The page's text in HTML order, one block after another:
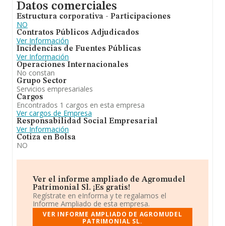
Datos comerciales
Estructura corporativa - Participaciones
NO
Contratos Públicos Adjudicados
Ver Información
Incidencias de Fuentes Públicas
Ver Información
Operaciones Internacionales
No constan
Grupo Sector
Servicios empresariales
Cargos
Encontrados 1 cargos en esta empresa
Ver cargos de Empresa
Responsabilidad Social Empresarial
Ver Información
Cotiza en Bolsa
NO
Ver el informe ampliado de Agromudel
Patrimonial Sl. ¡Es gratis!
Regístrate en eInforma y te regalamos el
Informe Ampliado de esta empresa.
VER INFORME AMPLIADO DE AGROMUDEL
PATRIMONIAL SL.